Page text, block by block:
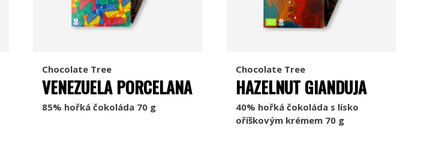
Chocolate Tree
VENEZUELA PORCELANA
85% hořká čokoláda 70 g
Chocolate Tree
HAZELNUT GIANDUJA
40% hořká čokoláda s lísko
oříškovým krémem 70 g